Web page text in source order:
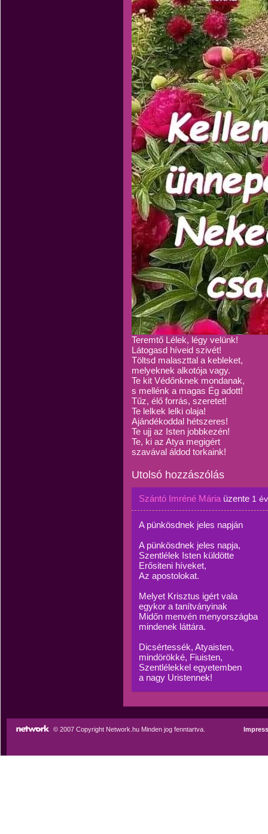
Teremtő Lélek, légy velünk!
Látogasd híveid szivét!
Töltsd malaszttal a kebleket,
melyeknek alkotója vagy.
Te kit Védőnknek mondanak,
s mellénk a magas Ég adott!
Tűz, élő forrás, szeretet!
Te lelkek lelki olaja!
Ajándékoddal hétszeres!
Te ujj az Isten jobbkezén!
Te, ki az Atya megigért
szavával áldod torkaink!
Utolsó hozzászólás
Szántó Imréné Mária üzente 1
A pünkösdnek jeles napján
A pünkösdnek jeles napja,
Szentlélek Isten küldötte
Erősiteni híveket,
Az apostolokat.
Melyet Krisztus igért vala
egykor a tanítványinak
Midőn menvén menyországba
mindenek láttára.
Dicsértessék, Atyaisten,
mindörökké, Fiuisten,
Szentlélekkel egyetemben
a nagy Uristennek!
© 2007 Copyright Network.hu Minden jog fenntartva.